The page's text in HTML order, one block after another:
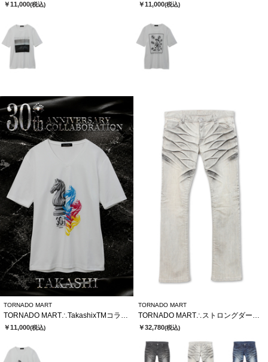
￥11,000(税込) ￥11,000(税込)
TORNADO MART
￥11,000(税込)
TORNADO MART
￥32,780(税込)